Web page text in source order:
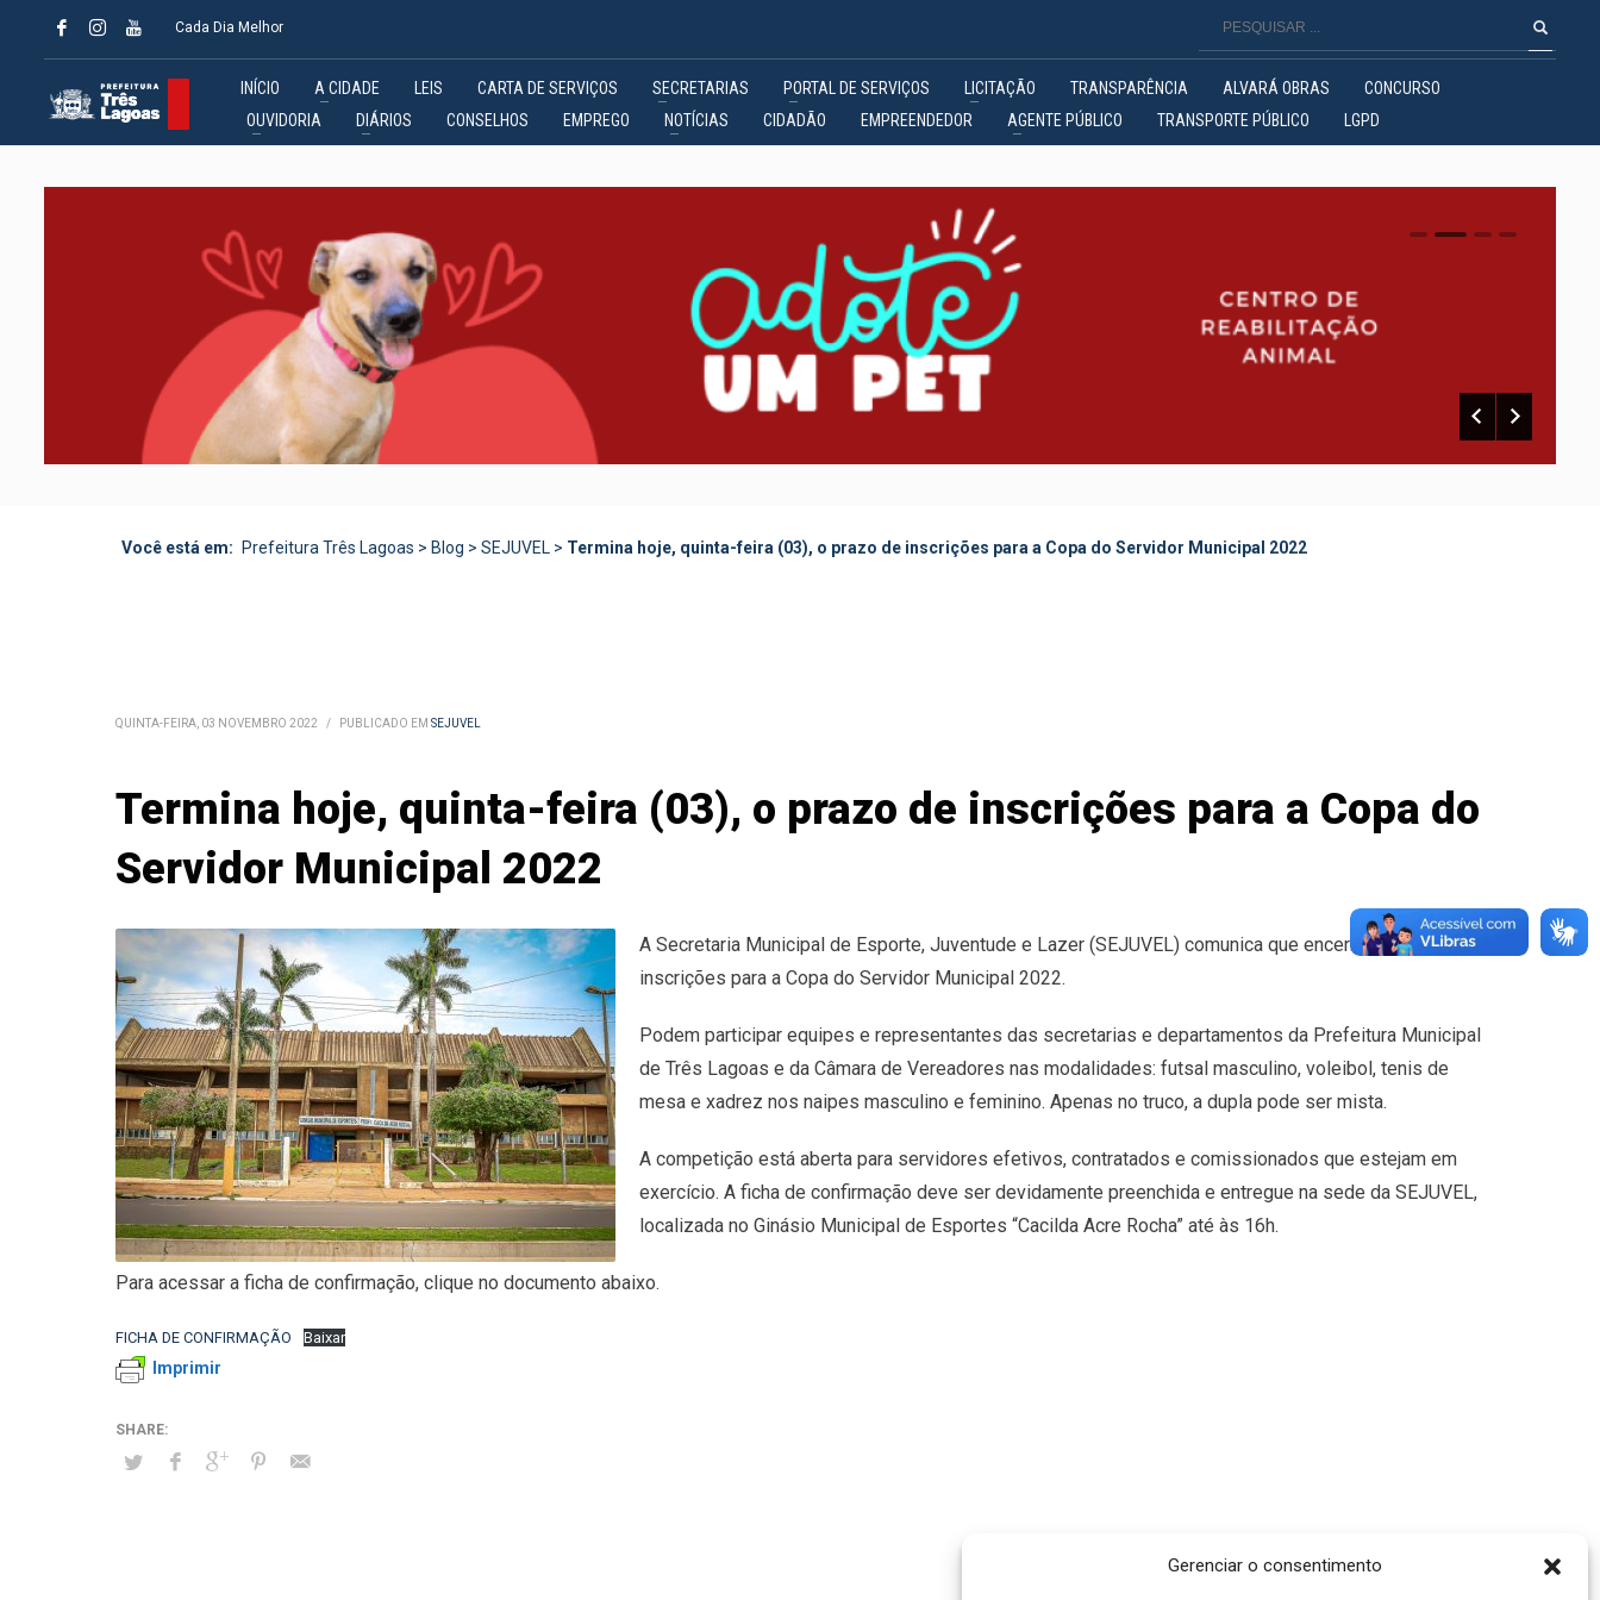
Gerenciar o consentimento
Cada Dia Melhor
INÍCIO A CIDADE LEIS CARTA DE SERVIÇOS SECRETARIAS PORTAL DE SERVIÇOS LICITAÇÃO TRANSPARÊNCIA ALVARÁ OBRAS
CONCURSO
OUVIDORIA
DIÁRIOS CONSELHOS EMPREGO NOTÍCIAS CIDADÃO EMPREENDEDOR AGENTE PÚBLICO TRANSPORTE PÚBLICO LGPD
0 1 2
Você está em: Prefeitura Três Lagoas > Blog > SEJUVEL > Termina hoje, quinta-feira (03), o prazo de inscrições para a Copa do Servidor Municipal 2022
QUINTA-FEIRA, 03 NOVEMBRO 2022 / PUBLICADO EM SEJUVEL
Termina hoje, quinta-feira (03), o prazo de inscrições para a Copa do
Servidor Municipal 2022
A Secretaria Municipal de Esporte, Juventude e Lazer (SEJUVEL) comunica que encerra hoje (03), as
inscrições para a Copa do Servidor Municipal 2022.
Podem participar equipes e representantes das secretarias e departamentos da Prefeitura Municipal
de Três Lagoas e da Câmara de Vereadores nas modalidades: futsal masculino, voleibol, tenis de
mesa e xadrez nos naipes masculino e feminino. Apenas no truco, a dupla pode ser mista.
A competição está aberta para servidores efetivos, contratados e comissionados que estejam em
exercício. A ficha de confirmação deve ser devidamente preenchida e entregue na sede da SEJUVEL,
localizada no Ginásio Municipal de Esportes “Cacilda Acre Rocha” até às 16h.
Para acessar a ficha de confirmação, clique no documento abaixo.
FICHA DE CONFIRMAÇÃO Baixar
Imprimir